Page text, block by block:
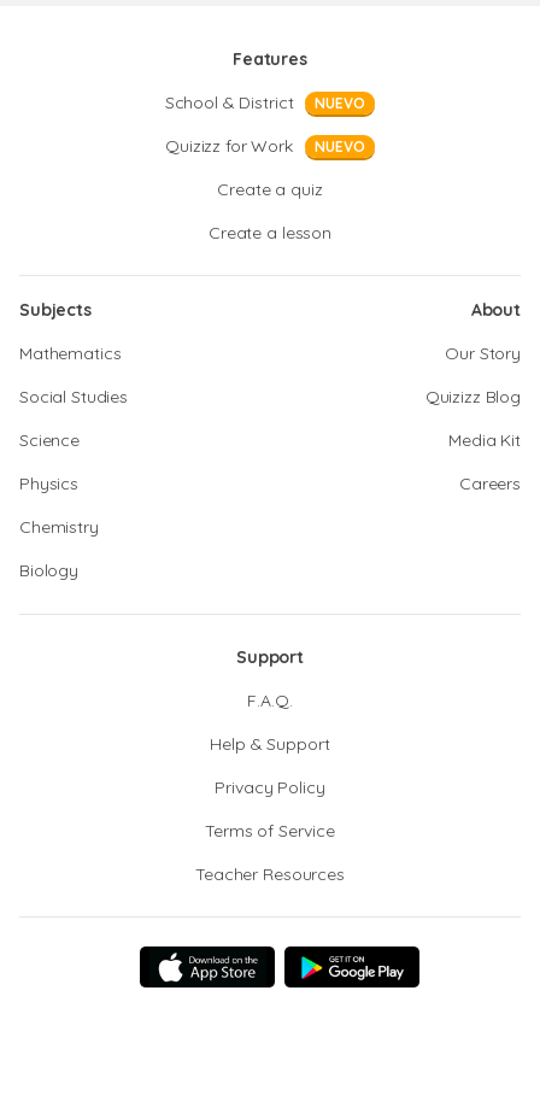
Features
School & District
NUEVO
Quizizz for Work NUEVO
Create a quiz
Create a lesson
Subjects
Mathematics
Social Studies
Science
Physics
Chemistry
Biology
About
Our Story
Quizizz Blog
Media Kit
Careers
Support
F.A.Q.
Help & Support
Privacy Policy
Terms of Service
Teacher Resources